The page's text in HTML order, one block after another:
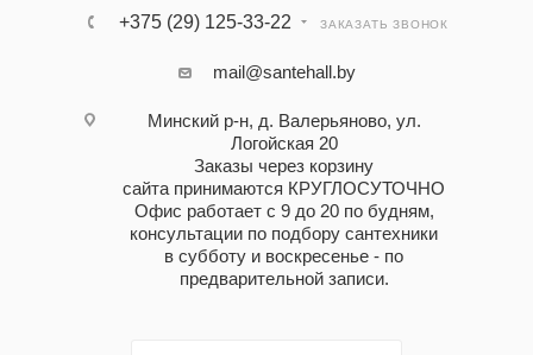
+375 (29) 125-33-22 ЗАКАЗАТЬ ЗВОНОК
mail@santehall.by
Минский р-н, д. Валерьяново, ул.
Логойская 20
Заказы через корзину
сайта принимаются КРУГЛОСУТОЧНО
Офис работает с 9 до 20 по будням,
консультации по подбору сантехники
в субботу и воскресенье - по
предварительной записи.